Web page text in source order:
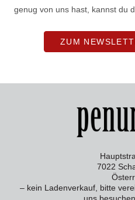
genug von uns hast, kannst du
ZUM
7022
– kein Ladenverkauf, bitte
uns